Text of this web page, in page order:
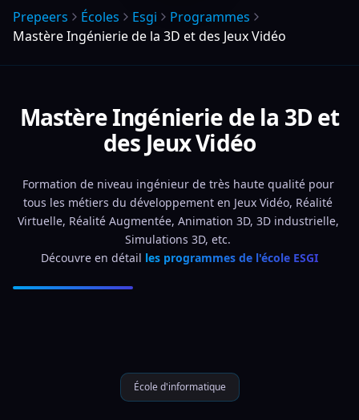
Prepeers Écoles Esgi
Programmes
Mastère Ingénierie de la 3D et des Jeux Vidéo
Mastère Ingénierie de la 3D et
des Jeux Vidéo
Formation de niveau ingénieur de très haute qualité pour
tous les métiers du développement en Jeux Vidéo, Réalité
Virtuelle, Réalité Augmentée, Animation 3D, 3D industrielle,
Simulations 3D, etc.
Découvre en détail les programmes de l'école ESGI
École d'informatique